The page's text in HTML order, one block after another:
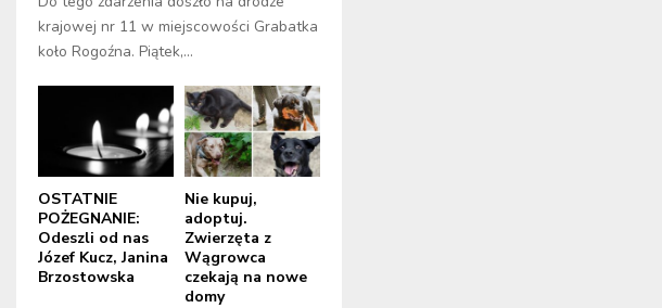
krajowej nr 11 w miejscowości Grabatka
koło Rogoźna. Piątek,...
OSTATNIE
POŻEGNANIE:
Odeszli od nas
Józef Kucz, Janina
Brzostowska
Nie kupuj,
adoptuj.
Zwierzęta z
Wągrowca
czekają na nowe
domy